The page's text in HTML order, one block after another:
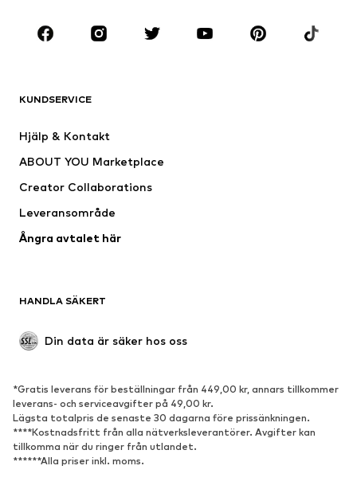
Premium
Nytt
Underkläder
Kappor
Badkläder
Upcycling
Populärt
Sneakers
Stövletter
Pumps & högklackade skor
Stövlar
Sandaler
KUNDSERVICE
Hjälp & Kontakt
ABOUT YOU Marketplace
Creator Collaborations
Leveransområde
Ångra avtalet här
HANDLA SÄKERT
Din data är säker hos oss
*Gratis leverans för beställningar från 449,00 kr, annars tillkommer
leverans- och serviceavgifter på 49,00 kr.
Lägsta totalpris de senaste 30 dagarna före prissänkningen.
****Kostnadsfritt från alla nätverksleverantörer. Avgifter kan
tillkomma när du ringer från utlandet.
******Alla priser inkl. moms.